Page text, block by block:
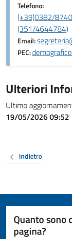
Telefono:
(+39)0382/
(351/4644784)
Email:
PEC:
Ulteriori
Ultimo
19/05/2026 09:52
Indietro
Quanto sono
pagina?